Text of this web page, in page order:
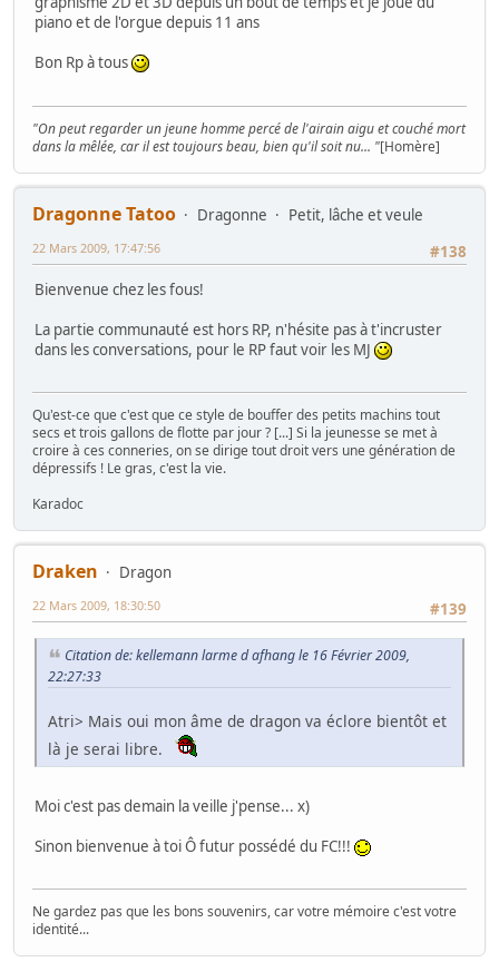
piano et de l'orgue depuis 11 ans
Bon Rp à tous
"On peut regarder un jeune homme percé de l'airain aigu et couché mort
dans la mêlée, car il est toujours beau, bien qu'il soit nu... "[Homère]
Dragonne Tatoo Dragonne
Petit, lâche et veule
#138
22 Mars 2009, 17:47:56
Bienvenue chez les fous!
La partie communauté est hors RP, n'hésite pas à t'incruster
dans les conversations, pour le RP faut voir les MJ
Qu'est-ce que c'est que ce style de bouffer des petits machins tout
secs et trois gallons de flotte par jour ? [...] Si la jeunesse se met à
croire à ces conneries, on se dirige tout droit vers une génération de
dépressifs ! Le gras, c'est la vie.
Karadoc
Draken
Dragon
#139
22 Mars 2009, 18:30:50
Citation de: kellemann larme d afhang le 16 Février 2009,
22:27:33
Atri> Mais oui mon âme de dragon va éclore bientôt et
là je serai libre.
Moi c'est pas demain la veille j'pense... x)
Sinon bienvenue à toi Ô futur possédé du FC!!!
Ne gardez pas que les bons souvenirs, car votre mémoire c'est votre
identité...